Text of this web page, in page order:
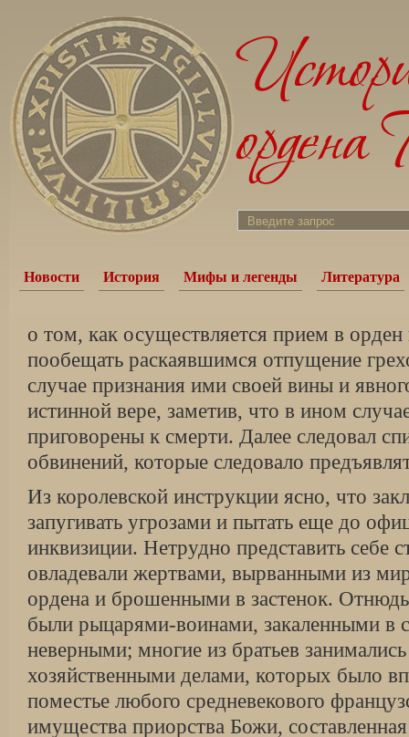
Новости История Мифы и легенды Литература
о том, как осуществляется прием в
пообещать раскаявшимся отпущение
случае признания ими своей вины и
истинной вере, заметив, что в ином
приговорены к смерти. Далее следовал
обвинений, которые следовало
Из королевской инструкции ясно, что
запугивать угрозами и пытать еще до
инквизиции. Нетрудно представить себе
овладевали жертвами, вырванными из
ордена и брошенными в застенок.
были рыцарями-воинами, закаленными в
неверными; многие из братьев
хозяйственными делами, которых было
поместье любого средневекового
имущества приорства Божи,